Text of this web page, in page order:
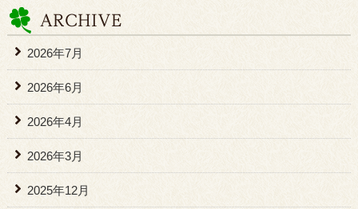
2026年7月
2026年6月
2026年4月
2026年3月
2025年12月